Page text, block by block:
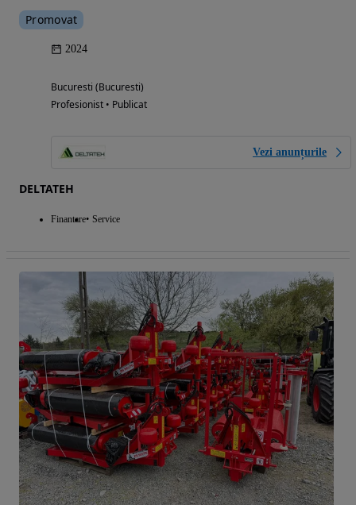
Promovat
2024
Bucuresti (Bucuresti)
Profesionist • Publicat
Vezi anunțurile
DELTATEH
Finantare Service